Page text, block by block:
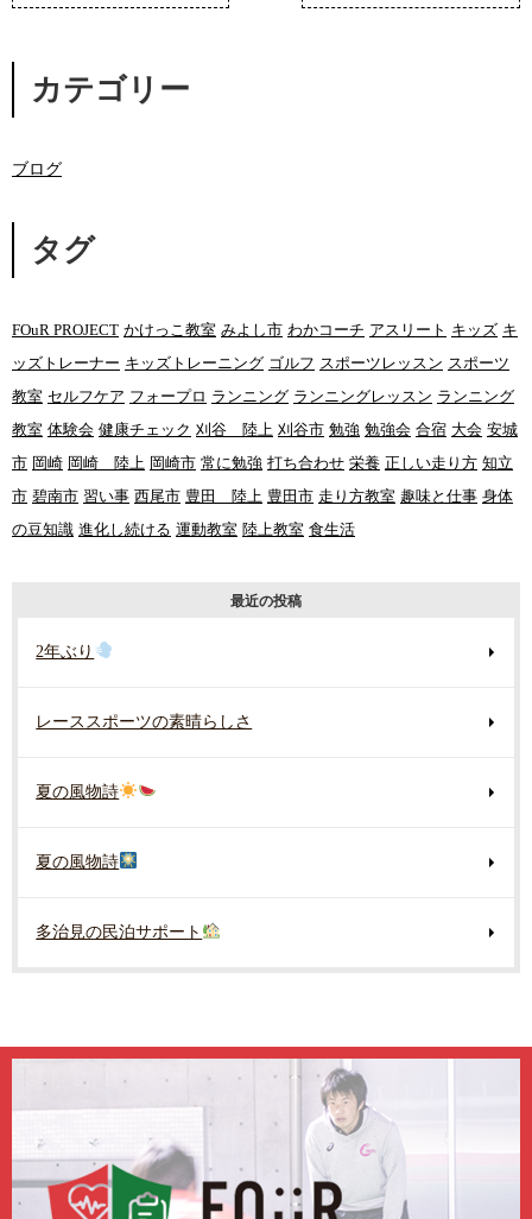
カテゴリー
ブログ
タグ
FOuR PROJECT かけっこ教室 みよし市 わかコーチ アスリート キッズ キ
ッズトレーナー キッズトレーニング ゴルフ スポーツレッスン スポーツ
教室 セルフケア フォープロ ランニング ランニングレッスン ランニング
教室 体験会 健康チェック 刈谷 陸上 刈谷市 勉強 勉強会 合宿 大会 安城
市 岡崎 岡崎 陸上 岡崎市 常に勉強 打ち合わせ 栄養 正しい走り方 知立
市 碧南市 習い事 西尾市 豊田 陸上 豊田市 走り方教室 趣味と仕事 身体
の豆知識 進化し続ける 運動教室 陸上教室 食生活
最近の投稿
2年ぶり
レーススポーツの素晴らしさ
夏の風物詩
夏の風物詩
多治見の民泊サポート